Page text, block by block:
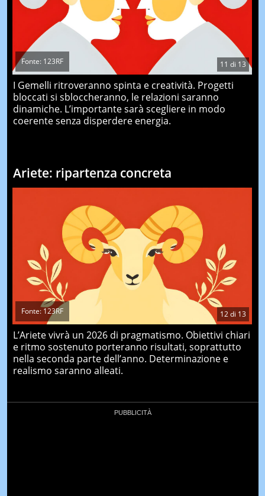
11 di 13
Fonte: 123RF
I Gemelli ritroveranno spinta e creatività. Progetti
bloccati si sbloccheranno, le relazioni saranno
dinamiche. L’importante sarà scegliere in modo
coerente senza disperdere energia.
Ariete: ripartenza concreta
12di 13
Fonte: 123RF
L’Ariete vivrà un 2026 di pragmatismo. Obiettivi chiari
e ritmo sostenuto porteranno risultati, soprattutto
nella seconda parte dell’anno. Determinazione e
realismo saranno alleati.